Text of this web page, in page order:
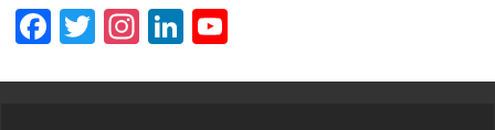
Facebook
Twitter
Instagram
LinkedIn